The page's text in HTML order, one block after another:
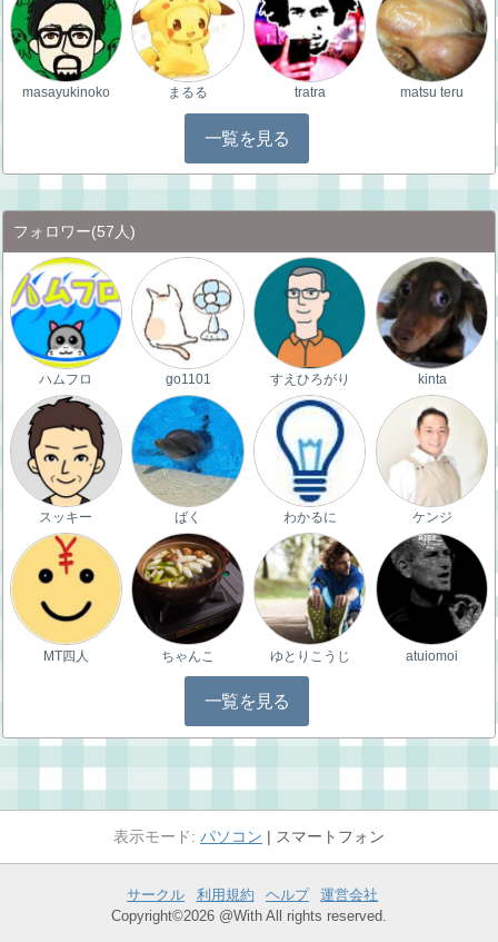
masayukinoko まるる tratra matsu teru
一覧を見る
フォロワー(57人)
ハムフロ go1101 すえひろがり kinta
スッキー ばく わかるに ケンジ
MT四人 ちゃんこ ゆとりこうじ atuiomoi
一覧を見る
パソコン スマートフォン
サークル 利用規約 ヘルプ
運営会社
Copyright©2026 @With All rights reserved.